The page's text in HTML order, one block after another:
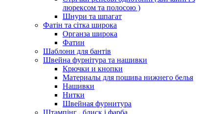
люрексом та полосою )
Шнури та шпагат
Фатін та сітка широка
Органза широка
Фатин
Шаблони для бантів
Швейна фурнітура та нашивки
Крючки и кнопки
Материалы для пошива нижнего белья
Нашивки
Нитки
Швейная фурнитура
Штампінг , блиск і фарба